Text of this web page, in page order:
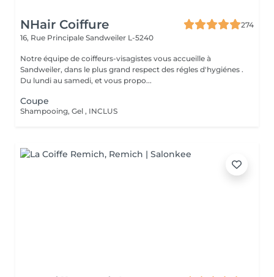
NHair Coiffure
274
16, Rue Principale Sandweiler L-5240
Notre équipe de coiffeurs-visagistes vous accueille à
Sandweiler, dans le plus grand respect des régles d'hygiénes .
Du lundi au samedi, et vous propo...
Coupe
Shampooing, Gel , INCLUS